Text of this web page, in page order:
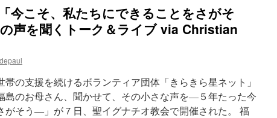
今こそ、私たちにできることをさがそ
声を聞くトーク＆ライブ via Christian
の支援を続けるボランティア団体「きらきら星ネット」
島のお母さん、聞かせて、その小さな声を―５年たった今
がそう―」が７日、聖イグナチオ教会で開催された。 福